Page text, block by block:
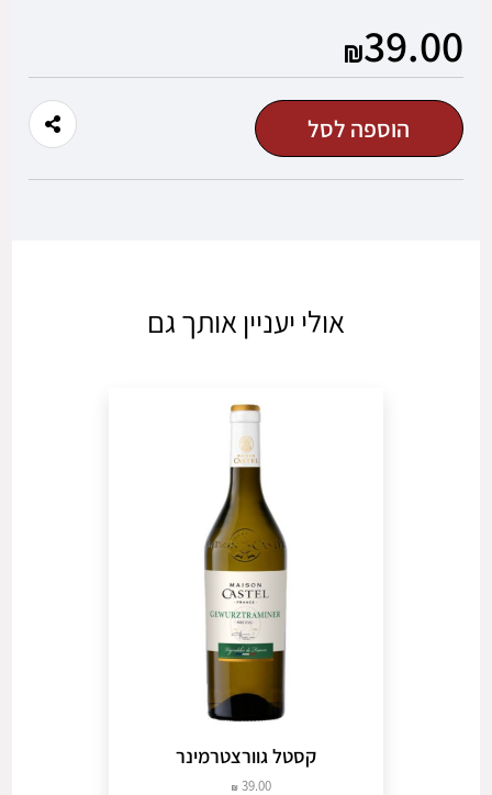
משתמש חדש/אורח
להרשמה
39.00
הוספה לסל
אולי יעניין אותך גם
קסטל גוורצטרמינר
39.00